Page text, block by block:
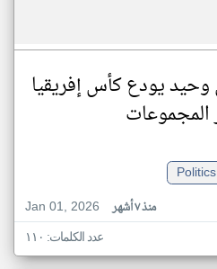
يودع كأس إفريقيا
Politics
Jan 01, 2026
منذ ٧ أشهر
عدد الكلمات: ١١٠